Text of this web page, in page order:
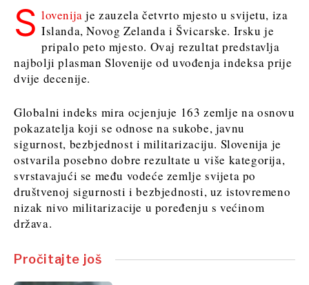
S lovenijaje zauzela četvrto mjesto u svijetu, iza
Islanda, Novog Zelanda i Švicarske. Irsku je
pripalo peto mjesto. Ovaj rezultat predstavlja
najbolji plasman Slovenije od uvođenja indeksa prije
dvije decenije.
Globalni indeks mira ocjenjuje 163 zemlje na osnovu
pokazatelja koji se odnose na sukobe, javnu
sigurnost, bezbjednost i militarizaciju. Slovenija je
ostvarila posebno dobre rezultate u više kategorija,
svrstavajući se među vodeće zemlje svijeta po
društvenoj sigurnosti i bezbjednosti, uz istovremeno
nizak nivo militarizacije u poređenju s većinom
država.
Pročitajte još